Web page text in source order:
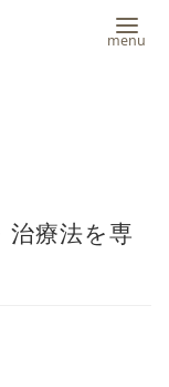
治療法を専